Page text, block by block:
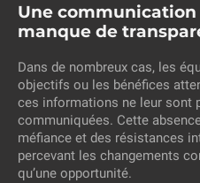
Une
manque de
Dans de nombreux cas, les
objectifs ou les bénéfices
ces informations ne leur sont
communiquées. Cette
méfiance et des résistances
percevant les changements
qu’une opportunité.